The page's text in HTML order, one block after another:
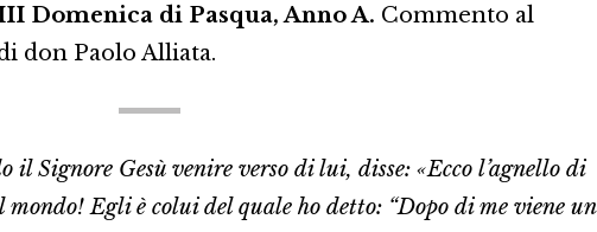
Domenica di Pasqua, Anno A. Commento al
don Paolo Alliata.
il Signore Gesù venire verso di lui, disse: «Ecco l’agnello di
Egli è colui del quale ho detto: “Dopo di me viene un